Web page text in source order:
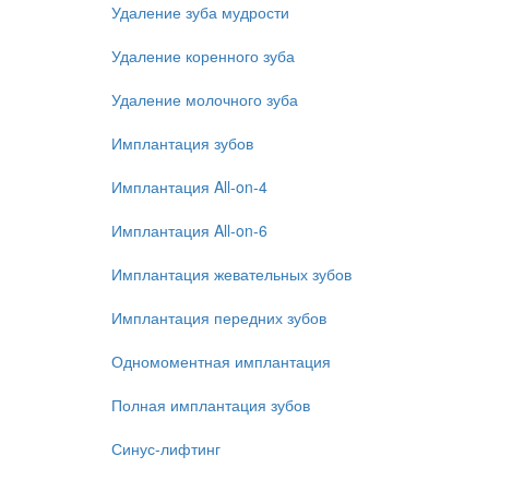
Удаление зуба мудрости
Удаление коренного зуба
Удаление молочного зуба
Имплантация зубов
Имплантация All-on-4
Имплантация All-on-6
Имплантация жевательных зубов
Имплантация передних зубов
Одномоментная имплантация
Полная имплантация зубов
Синус-лифтинг